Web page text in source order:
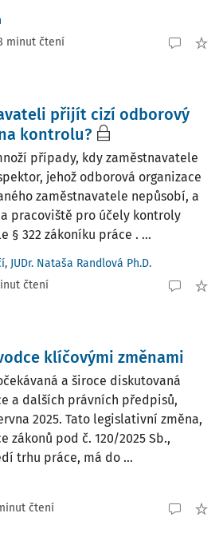
minut čtení
přijít cizí odborový
kontrolu?
případy, kdy zaměstnavatele
jehož odborová organizace
zaměstnavatele nepůsobí, a
pracoviště pro účely kontroly
§ 322 zákoníku práce . ...
, JUDr. Nataša Randlová Ph.D.
čtení
klíčovými změnami
a široce diskutovaná
a dalších právních předpisů,
2025. Tato legislativní změna,
zákonů pod č. 120/2025 Sb.,
trhu práce, má do ...
čtení